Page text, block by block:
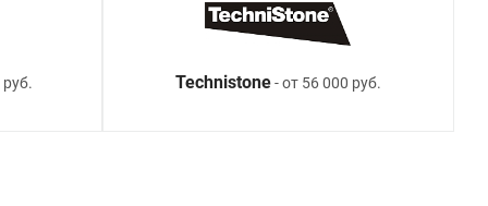
Technistone- от 56 000 руб.